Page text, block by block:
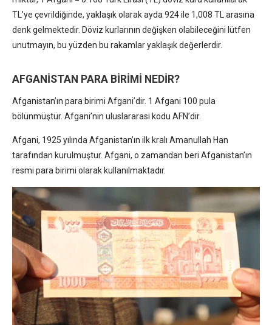
TL’ye çevrildiğinde, yaklaşık olarak ayda 924 ile 1,008 TL arasına
denk gelmektedir. Döviz kurlarının değişken olabileceğini lütfen
unutmayın, bu yüzden bu rakamlar yaklaşık değerlerdir.
AFGANİSTAN PARA BİRİMİ NEDİR?
Afganistan’ın para birimi Afgani’dir. 1 Afgani 100 pula
bölünmüştür. Afgani’nin uluslararası kodu AFN’dir.
Afgani, 1925 yılında Afganistan’ın ilk kralı Amanullah Han
tarafından kurulmuştur. Afgani, o zamandan beri Afganistan’ın
resmi para birimi olarak kullanılmaktadır.